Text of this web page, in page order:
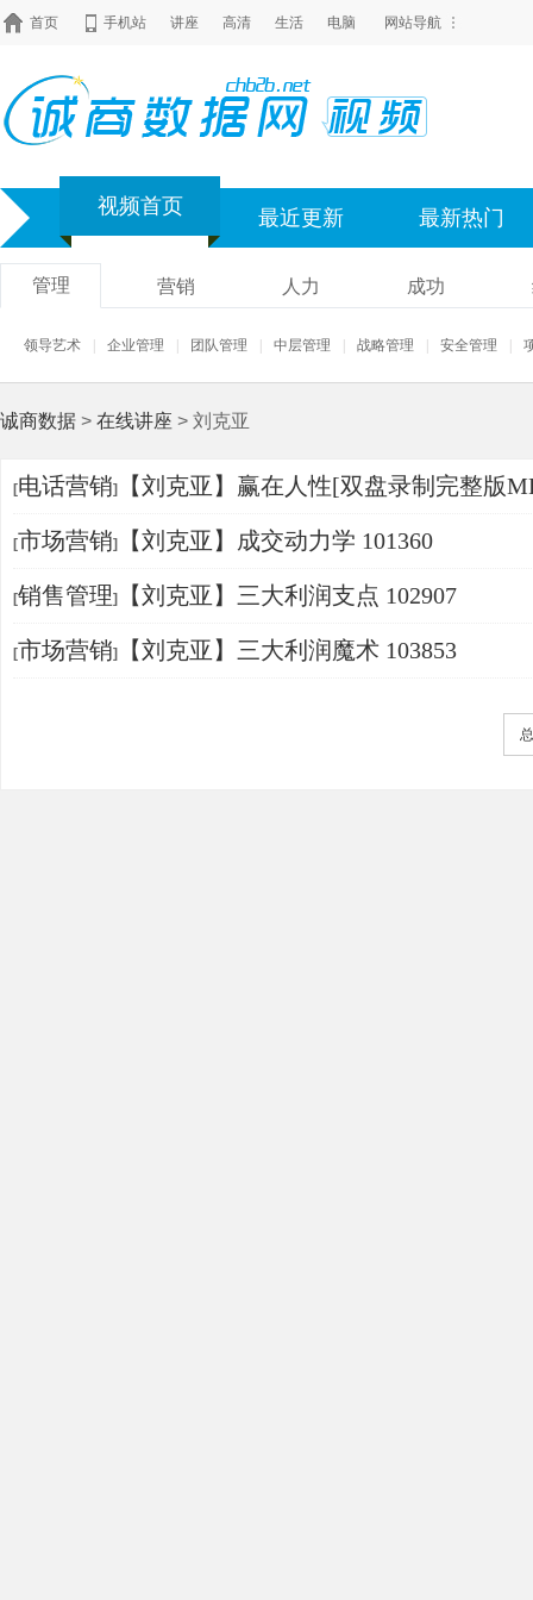
首页 手机站 讲座 高清 生活 电脑 网站导航
视频首页 最近更新 最新热门
管理 营销 人力 成功
领导艺术 企业管理 团队管理 中层管理 战略管理 安全管理
诚商数据 > 在线讲座 > 刘克亚
[电话营销]
【刘克亚】赢在人性[双盘录制完整版
[市场营销] 【刘克亚】成交动力学 101360
[销售管理] 【刘克亚】三大利润支点 102907
[市场营销] 【刘克亚】三大利润魔术 103853